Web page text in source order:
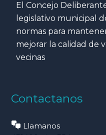
El Concejo
legislativo municipal
normas para
mejorar la calidad de
vecinas
Contactanos
Llamanos